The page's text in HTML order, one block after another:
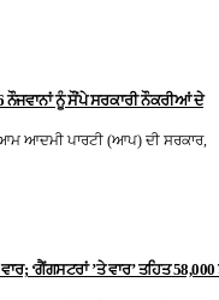
ਨੌਜਵਾਨਾਂ ਨੂੰ ਸੌਂਪੇ ਸਰਕਾਰੀ ਨੌਕਰੀਆਂ ਦੇ
ਆਦਮੀ ਪਾਰਟੀ (ਆਪ) ਦੀ ਸਰਕਾਰ,
‘ਗੈਂਗਸਟਰਾਂ ’ਤੇ ਵਾਰ’ ਤਹਿਤ 58,000